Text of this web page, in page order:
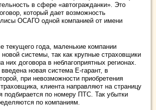
в сфере «автогражданки». Это
который дает возможность
ОСАГО одной компанией от имени
текущего года, маленькие компании
системы, так как крупные страховщики
них договора в неблагоприятных регионах.
новая система Е-гарант, в
при невозможности приобретения
клиента направляют на страницу
подбирается по номеру ПТС. Так убытки
по компаниям.